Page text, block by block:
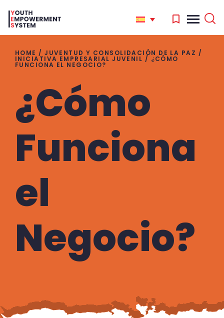
HOME /JUVENTUD Y CONSOLIDACIÓN DE LA PAZ /
INICIATIVA EMPRESARIAL JUVENIL / ¿CÓMO
FUNCIONA EL NEGOCIO?
¿Cómo
Funciona
el
Negocio?
Search
for: